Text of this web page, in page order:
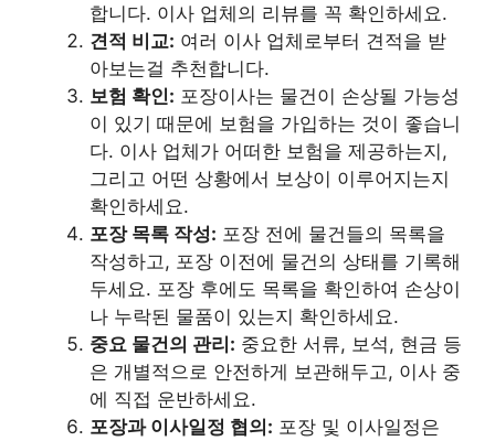
합니다. 이사 업체의 리뷰를 꼭 확인하세요.
견적 비교: 여러 이사 업체로부터 견적을 받
아보는걸 추천합니다.
보험 확인: 포장이사는 물건이 손상될 가능성
이 있기 때문에 보험을 가입하는 것이 좋습니
다. 이사 업체가 어떠한 보험을 제공하는지,
그리고 어떤 상황에서 보상이 이루어지는지
확인하세요.
포장 목록 작성: 포장 전에 물건들의 목록을
작성하고, 포장 이전에 물건의 상태를 기록해
두세요. 포장 후에도 목록을 확인하여 손상이
나 누락된 물품이 있는지 확인하세요.
중요 물건의 관리: 중요한 서류, 보석, 현금 등
은 개별적으로 안전하게 보관해두고, 이사 중
에 직접 운반하세요.
포장과 이사일정 협의: 포장 및 이사일정은